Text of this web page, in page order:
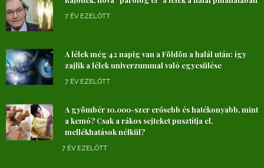
7 ÉV EZELŐTT
A lélek még 42 napig van a Földön a halál után: így
zajlik a lélek univerzummal való egyesülése
7 ÉV EZELŐTT
A gyömbér 10.000-szer erősebb és hatékonyabb, mint
a kemó? Csak a rákos sejteket pusztítja el,
mellékhatások nélkül?
7 ÉV EZELŐTT